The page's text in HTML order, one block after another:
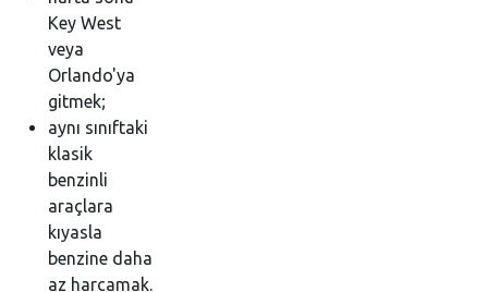
Key West
veya
Orlando'ya
gitmek;
aynı sınıftaki
klasik
benzinli
araçlara
kıyasla
benzine daha
az harcamak.